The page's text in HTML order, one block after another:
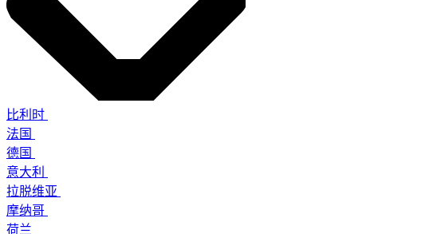
比利时
法国
德国
意大利
拉脱维亚
摩纳哥
荷兰